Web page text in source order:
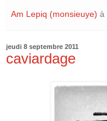
Am Lepiq (monsieuye) à
jeudi 8 septembre 2011
caviardage